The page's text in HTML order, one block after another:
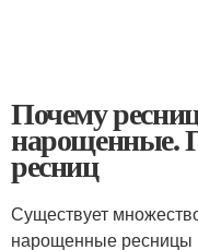
Почему
нарощенные.
ресниц
Существует
нарощенные